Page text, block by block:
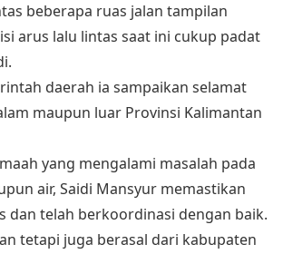
beberapa ruas jalan tampilan
arus lalu lintas saat ini cukup padat
daerah ia sampaikan selamat
maupun luar Provinsi Kalimantan
yang mengalami masalah pada
air, Saidi Mansyur memastikan
dan telah berkoordinasi dengan baik.
tetapi juga berasal dari kabupaten